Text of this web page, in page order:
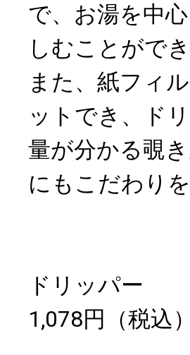
で、お湯を中
しむことがで
また、紙フィ
ットでき、ド
量が分かる覗
にもこだわり
ドリッパー
1,078円（税込）